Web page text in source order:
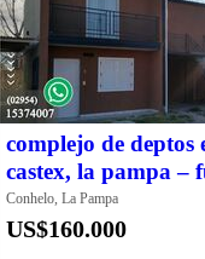
complejo de deptos
castex, la pampa –
inmobiliaria col.318
Conhelo, La Pampa
US$160.000